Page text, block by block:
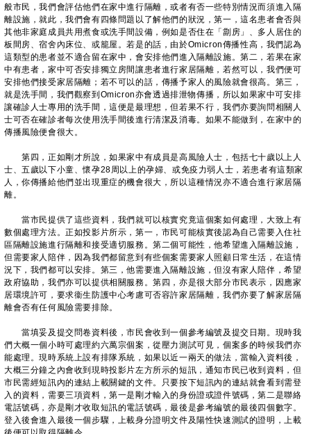
般市民，我們會評估他們在家中進行隔離，或者有否一些特別情況而須進入隔
離設施，就此，我們會有四條問題以了解他們的狀況，第一，這名患者會否與
其他非家庭成員共用煮食或洗手間設備，例如是否住在「劏房」、多人居住的
板間房、宿舍內床位、或籠屋。若是的話，由於Omicron傳播性高，我們認為
這類型的患者並不適合留在家中，會安排他們進入隔離設施。第二，若果在家
中有患者，家中可否安排獨立房間讓患者進行家居隔離，若然可以，我們便可
安排他們接受家居隔離；若不可以的話，傳播予家人的風險就會很高。第三，
就是洗手間，我們觀察到Omicron亦會透過排泄物傳播，所以如果家中可安排
讓確診人士專用的洗手間，這便是最理想，但若果不行，我們亦要詢問相關人
士可否在確診者每次使用洗手間後進行清潔及消毒。如果不能做到，在家中的
傳播風險便會很大。
第四，正如剛才所說，如果家中有成員是高風險人士，包括七十歲以上人
士、五歲以下小童、懷孕28周以上的孕婦、或免疫力弱人士，若患者有這類家
人，你傳播給他們並出現重症的機會很大，所以這種情況亦不適合進行家居隔
離。
當市民提供了這些資料，我們就可以核實究竟這個案如何處理，大致上有
數個處理方法。正如投影片所示，第一，市民可能核實後認為自己需要入住社
區隔離設施進行隔離和接受適切服務。第二個可能性，他希望進入隔離設施，
但需要家人陪伴，因為我們都留意到有些個案需要家人照顧日常生活，在這情
況下，我們都可以安排。第三，他需要進入隔離設施，但沒有家人陪伴，希望
政府協助，我們亦可以提供相關服務。第四，亦是很大部分市民表示，因應家
居環境許可，要求衞生防護中心考慮可否容許家居隔離，我們亦要了解家居隔
離會否有任何風險需要排除。
當填妥及提交問卷資料後，市民會收到一個參考編號及提交日期。現時我
們大概一個小時可處理約六萬宗個案，從壓力測試可見，個案多的時候我們亦
能處理。現時系統上設有排隊系統，如果以近一兩天的做法，當輸入資料後，
大概三分鐘之內會收到現時投影片左方所示的短訊，通知市民已收到資料，但
市民需經短訊內的連結上載關鍵的文件。只要按下短訊內的連結就會看到需登
入的資料，需要三項資料，第一是剛才輸入的身份證或證件號碼，第二是聯絡
電話號碼，亦是剛才收取短訊的電話號碼，最後是參考編號的最後四個數字。
登入後會進入最後一個步驟，上載身分證明文件及陽性快速測試的證明，上載